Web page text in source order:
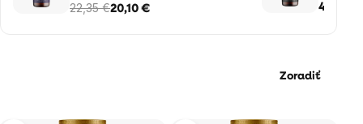
kapsúl
22,35 €20,10 € 40,75 €
Zoradiť